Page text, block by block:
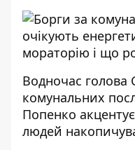
Водночас голова
комунальних
Попенко
людей